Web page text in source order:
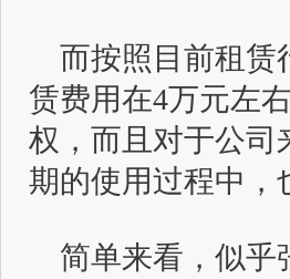
而按照目前租赁
赁费用在4万元左
权，而且对于公司
期的使用过程中，
简单来看，似乎